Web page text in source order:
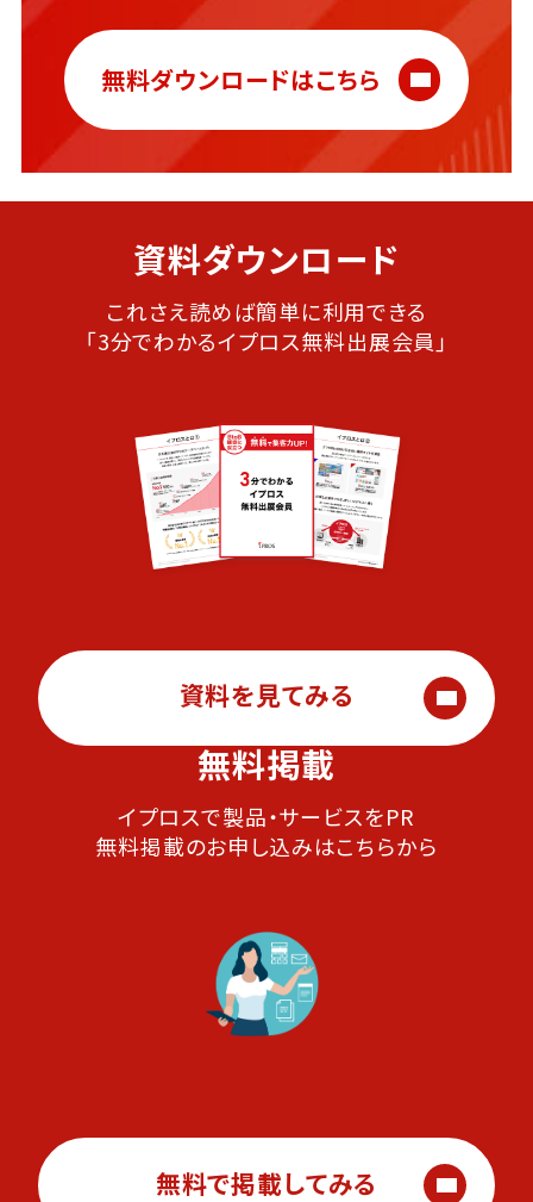
無料ダウンロードはこちら
資料ダウンロード
これさえ読めば簡単に利用できる
「3分でわかるイプロス無料出展会員」
資料を見てみる
無料掲載
イプロスで製品・サービスをPR
無料掲載のお申し込みはこちらから
無料で掲載してみる